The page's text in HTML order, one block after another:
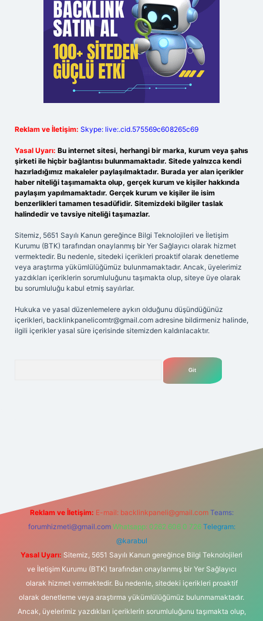
Reklam ve İletişim: Skype: live:.cid.575569c608265c69
Yasal Uyarı: Bu internet sitesi, herhangi bir marka, kurum veya şahıs
şirketi ile hiçbir bağlantısı bulunmamaktadır. Sitede yalnızca kendi
hazırladığımız makaleler paylaşılmaktadır. Burada yer alan içerikler
haber niteliği taşımamakta olup, gerçek kurum ve kişiler hakkında
paylaşım yapılmamaktadır. Gerçek kurum ve kişiler ile isim
benzerlikleri tamamen tesadüfidir. Sitemizdeki bilgiler taslak
halindedir ve tavsiye niteliği taşımazlar.
Sitemiz, 5651 Sayılı Kanun gereğince Bilgi Teknolojileri ve İletişim
Kurumu (BTK) tarafından onaylanmış bir Yer Sağlayıcı olarak hizmet
vermektedir. Bu nedenle, sitedeki içerikleri proaktif olarak denetleme
veya araştırma yükümlülüğümüz bulunmamaktadır. Ancak, üyelerimiz
yazdıkları içeriklerin sorumluluğunu taşımakta olup, siteye üye olarak
bu sorumluluğu kabul etmiş sayılırlar.
Hukuka ve yasal düzenlemelere aykırı olduğunu düşündüğünüz
içerikleri, backlinkpanelicomtr@gmail.com adresine bildirmeniz halinde,
ilgili içerikler yasal süre içerisinde sitemizden kaldırılacaktır.
Reklam ve İletişim: E-mail: backlinkpaneli@gmail.com Teams:
forumhizmeti@gmail.com Whatsapp: 0262 606 0 726 Telegram:
@karabul
Yasal Uyarı: Sitemiz, 5651 Sayılı Kanun gereğince Bilgi Teknolojileri
ve İletişim Kurumu (BTK) tarafından onaylanmış bir Yer Sağlayıcı
olarak hizmet vermektedir. Bu nedenle, sitedeki içerikleri proaktif
olarak denetleme veya araştırma yükümlülüğümüz bulunmamaktadır.
Ancak, üyelerimiz yazdıkları içeriklerin sorumluluğunu taşımakta olup,